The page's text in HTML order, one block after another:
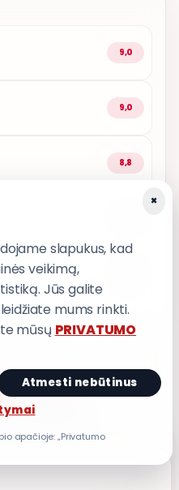
9,0
9,0
8,8
POLITIKA
nustatymai
×
slapukus, kad
veikimą,
Jūs galite
mums rinkti.
mūsų PRIVATUMO
Atmesti nebūtinus
apačioje: „Privatumo